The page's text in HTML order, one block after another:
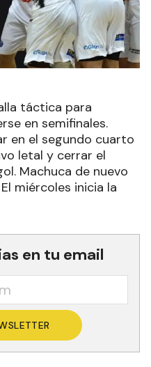
táctica para
en semifinales.
en el segundo cuarto
letal y cerrar el
Machuca de nuevo
miércoles inicia la
en tu email